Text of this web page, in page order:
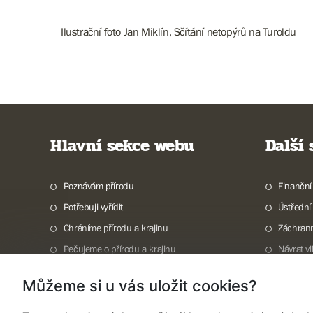
Ilustrační foto Jan Miklín, Sčítání netopýrů na Turoldu
Hlavní sekce webu
Poznávám přírodu
Potřebuji vyřídit
Chráníme přírodu a krajinu
Pečujeme o přírodu a krajinu
O nás
Další
Návrat
Můžeme si u vás uložit cookies?